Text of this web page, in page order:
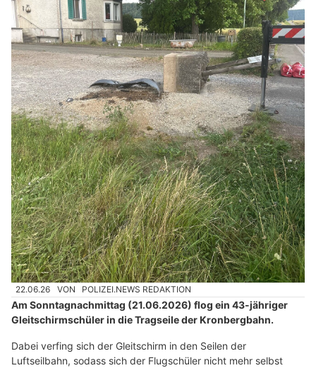
22.06.26 VON POLIZEI.NEWS REDAKTION
Am Sonntagnachmittag (21.06.2026) flog ein 43-jähriger
Gleitschirmschüler in die Tragseile der Kronbergbahn.
Dabei verfing sich der Gleitschirm in den Seilen der
Luftseilbahn, sodass sich der Flugschüler nicht mehr selbst